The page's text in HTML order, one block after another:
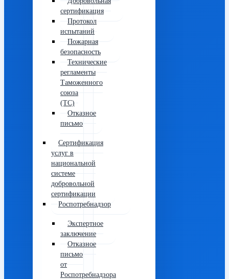
сертификация
Протокол
испытаний
Пожарная
безопасность
Технические
регламенты
Таможенного
союза
(ТС)
Отказное
письмо
Сертификация
услуг в
национальной
системе
добровольной
сертификации
Роспотребнадзор
Экспертное
заключение
Отказное
письмо
от
Роспотребнадзора